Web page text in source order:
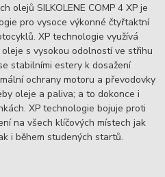
olejů SILKOLENE COMP 4 XP je
pro vysoce výkonné čtyřtaktní
XP technologie využívá
s vysokou odolností ve střihu
stabilními estery k dosažení
ochrany motoru a převodovky
oleje a paliva; a to dokonce i
XP technologie bojuje proti
na všech klíčových místech jak
i během studených startů.